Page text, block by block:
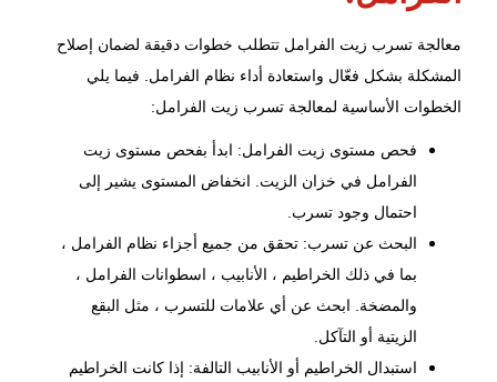
معالجة تسرب زيت الفرامل تتطلب خطوات دقيقة لضمان إصلاح
المشكلة بشكل فعّال واستعادة أداء نظام الفرامل. فيما يلي
الخطوات الأساسية لمعالجة تسرب زيت الفرامل:
فحص مستوى زيت الفرامل: ابدأ بفحص مستوى زيت
الفرامل في خزان الزيت. انخفاض المستوى يشير إلى
احتمال وجود تسرب.
البحث عن تسرب: تحقق من جميع أجزاء نظام الفرامل ،
بما في ذلك الخراطيم ، الأنابيب ، اسطوانات الفرامل ،
والمضخة. ابحث عن أي علامات للتسرب ، مثل البقع
الزيتية أو التآكل.
استبدال الخراطيم أو الأنابيب التالفة: إذا كانت الخراطيم